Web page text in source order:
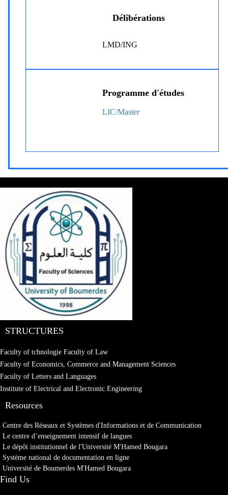
Délibérations
LMD/ING
Programme d'études
LIC/Master
STRUCTURES
Faculty of tchnologie Faculty of Law
Faculty of Economics, Commerce and Management Sciences
Faculty of Letters and Languages
Institute of Electrical and Electronic Engineering
Resources
Centre des Réseaux et Systèmes d'Informations et de Communication
Le centre d’enseignement intensif de langues
Le dépôt institutionnel de l'Université M'Hamed Bougara
Système national de documentation en ligne
Université de Boumerdes M'Hamed Bougara
Find Us